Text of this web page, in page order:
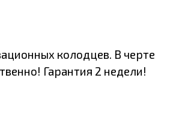
колодцев. В черте
Гарантия 2 недели!